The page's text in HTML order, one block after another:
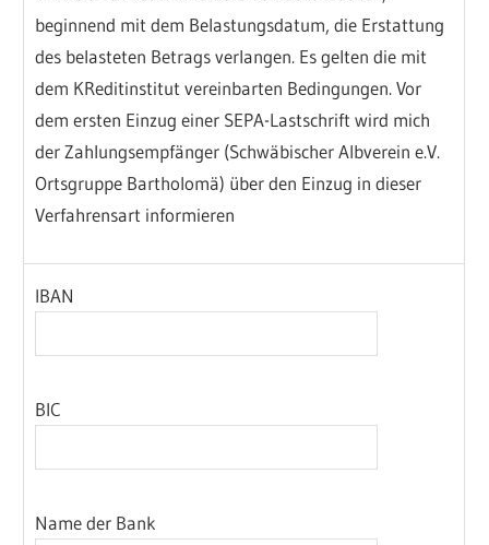
beginnend mit dem Belastungsdatum, die Erstattung
des belasteten Betrags verlangen. Es gelten die mit
dem KReditinstitut vereinbarten Bedingungen. Vor
dem ersten Einzug einer SEPA-Lastschrift wird mich
der Zahlungsempfänger (Schwäbischer Albverein e.V.
Ortsgruppe Bartholomä) über den Einzug in dieser
Verfahrensart informieren
IBAN
BIC
Name der Bank